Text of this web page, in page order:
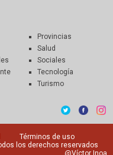
Provincias
Salud
Sociales
Tecnología
Turismo
Términos de uso
los derechos reservados
@Víctor Inoa